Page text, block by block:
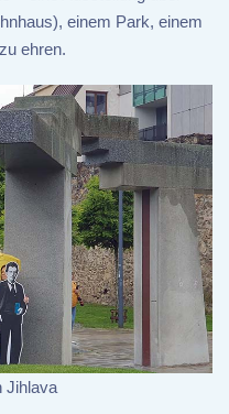
einem Park, einem
ehren.
Jihlava